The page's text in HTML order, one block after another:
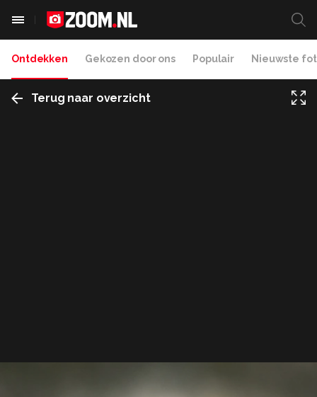
Ontdekken Gekozen door ons Populair Nieuwste
Terug naar overzicht